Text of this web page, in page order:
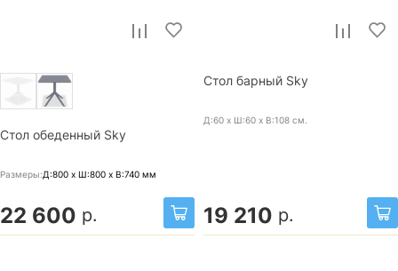
Стол обеденный Sky
Размеры:Д:800 x Ш:800 x В:740 мм
22 600 р.
Стол барный Sky
Д:60 x Ш:60 x В:108 см.
19 210 р.